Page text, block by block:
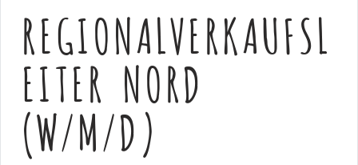
REGIONALVERKAUFSL
EITER NORD
(W/M/D)